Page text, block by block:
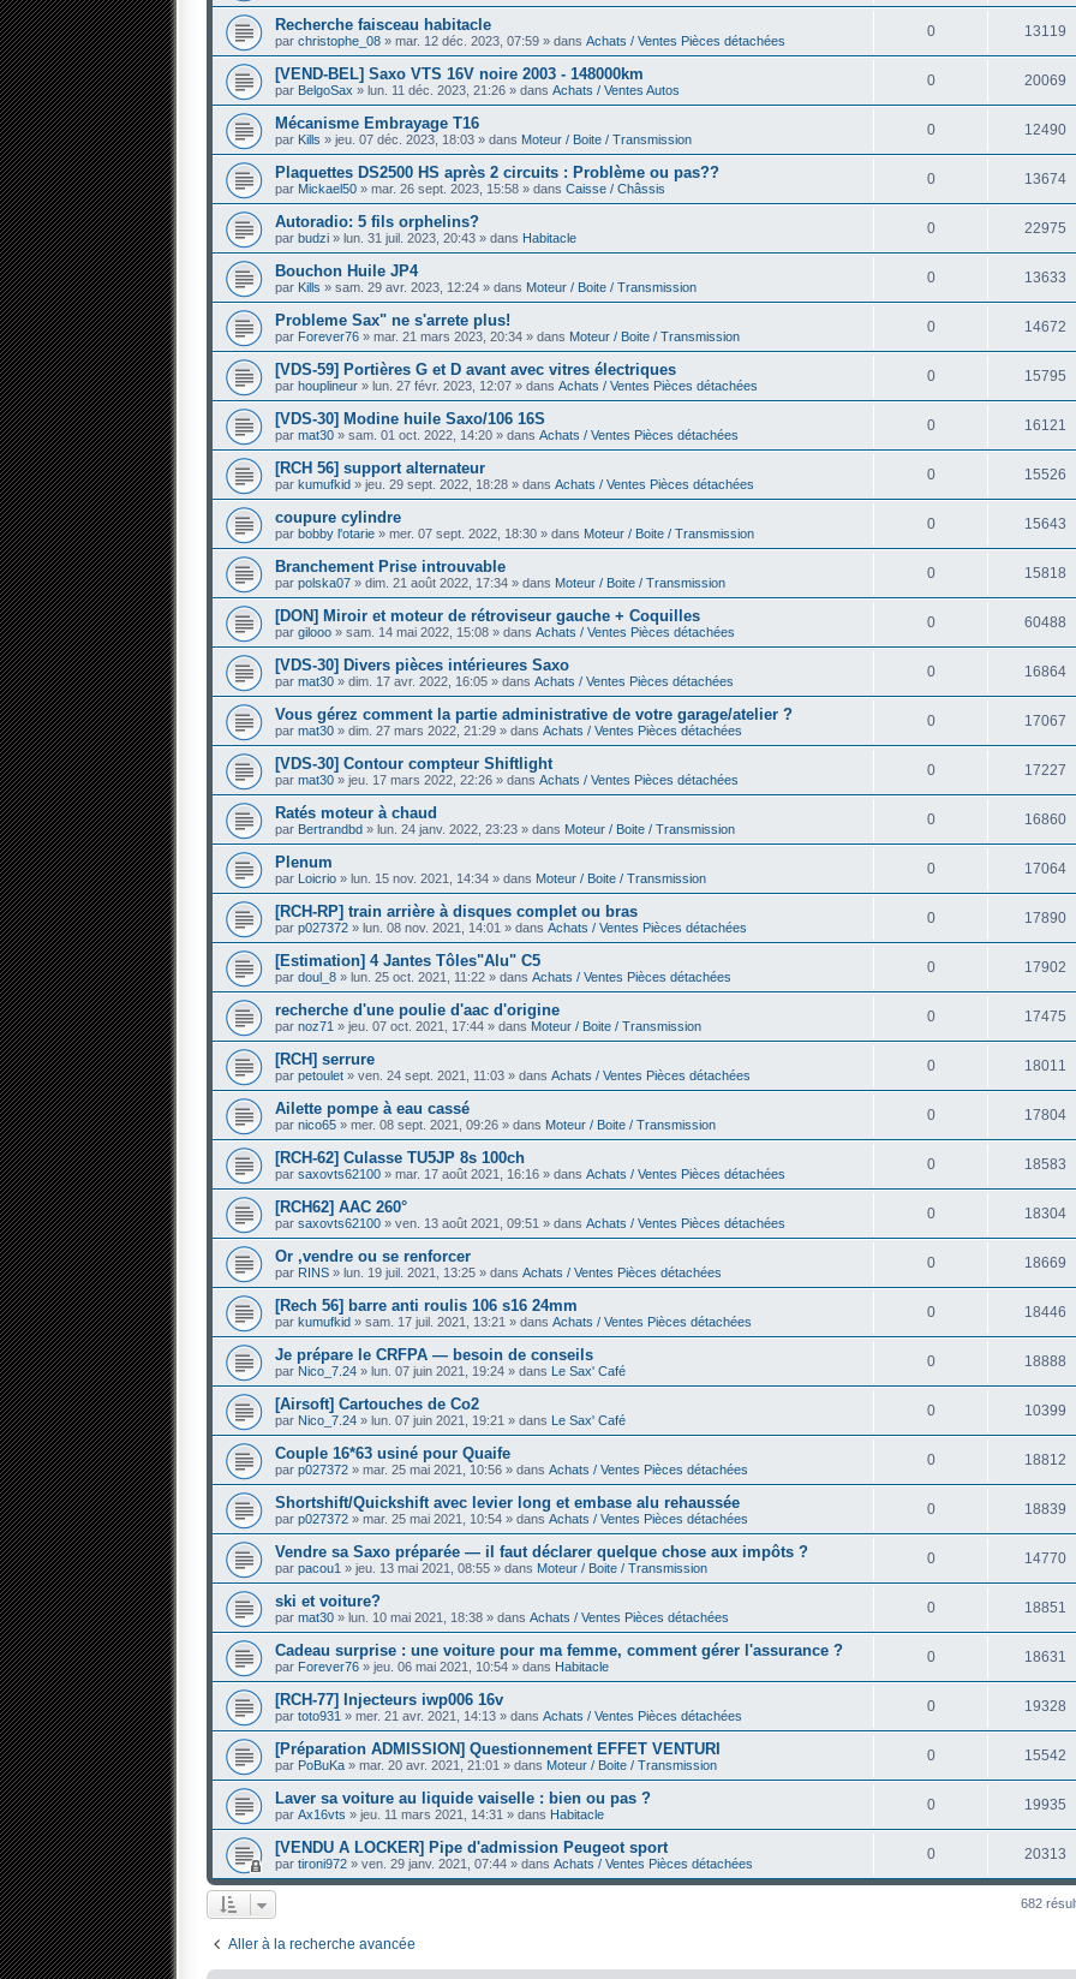
Recherche faisceau habitacle
par christophe_08 » mar. 12 déc. 2023, 07:59 » dans Achats / Ventes Pièces détachées
0 13119
[VEND-BEL] Saxo VTS 16V noire 2003 - 148000km
par BelgoSax » lun. 11 déc. 2023, 21:26 » dans Achats / Ventes Autos
0 20069
Mécanisme Embrayage T16
par Kills » jeu. 07 déc. 2023, 18:03 » dans Moteur / Boite / Transmission
0 12490
Plaquettes DS2500 HS après 2 circuits : Problème ou pas??
par Mickael50 » mar. 26 sept. 2023, 15:58 » dans Caisse / Châssis
0 13674
Autoradio: 5 fils orphelins?
par budzi » lun. 31 juil. 2023, 20:43 » dans Habitacle
0 22975
Bouchon Huile JP4
par Kills » sam. 29 avr. 2023, 12:24 » dans Moteur / Boite / Transmission
0 13633
Probleme Sax" ne s'arrete plus!
par Forever76 » mar. 21 mars 2023, 20:34 » dans Moteur / Boite / Transmission
0 14672
[VDS-59] Portières G et D avant avec vitres électriques
par houplineur » lun. 27 févr. 2023, 12:07 » dans Achats / Ventes Pièces détachées
0 15795
[VDS-30] Modine huile Saxo/106 16S
par mat30 » sam. 01 oct. 2022, 14:20 » dans Achats / Ventes Pièces détachées
0 16121
[RCH 56] support alternateur
par kumufkid » jeu. 29 sept. 2022, 18:28 » dans Achats / Ventes Pièces détachées
0 15526
coupure cylindre
par bobby l'otarie » mer. 07 sept. 2022, 18:30 » dans Moteur / Boite / Transmission
0 15643
Branchement Prise introuvable
par polska07 » dim. 21 août 2022, 17:34 » dans Moteur / Boite / Transmission
0 15818
[DON] Miroir et moteur de rétroviseur gauche + Coquilles
par gilooo » sam. 14 mai 2022, 15:08 » dans Achats / Ventes Pièces détachées
0 60488
[VDS-30] Divers pièces intérieures Saxo
par mat30 » dim. 17 avr. 2022, 16:05 » dans Achats / Ventes Pièces détachées
0 16864
Vous gérez comment la partie administrative de votre garage/atelier ?
par mat30 » dim. 27 mars 2022, 21:29 » dans Achats / Ventes Pièces détachées
0 17067
[VDS-30] Contour compteur Shiftlight
par mat30 » jeu. 17 mars 2022, 22:26 » dans Achats / Ventes Pièces détachées
0 17227
Ratés moteur à chaud
par Bertrandbd » lun. 24 janv. 2022, 23:23 » dans Moteur / Boite / Transmission
0 16860
Plenum
par Loicrio » lun. 15 nov. 2021, 14:34 » dans Moteur / Boite / Transmission
0 17064
[RCH-RP] train arrière à disques complet ou bras
par p027372 » lun. 08 nov. 2021, 14:01 » dans Achats / Ventes Pièces détachées
0 17890
[Estimation] 4 Jantes Tôles"Alu" C5
par doul_8 » lun. 25 oct. 2021, 11:22 » dans Achats / Ventes Pièces détachées
0 17902
recherche d'une poulie d'aac d'origine
par noz71 » jeu. 07 oct. 2021, 17:44 » dans Moteur / Boite / Transmission
0 17475
[RCH] serrure
par petoulet » ven. 24 sept. 2021, 11:03 » dans Achats / Ventes Pièces détachées
0 18011
Ailette pompe à eau cassé
par nico65 » mer. 08 sept. 2021, 09:26 » dans Moteur / Boite / Transmission
0 17804
[RCH-62] Culasse TU5JP 8s 100ch
par saxovts62100 » mar. 17 août 2021, 16:16 » dans Achats / Ventes Pièces détachées
0 18583
[RCH62] AAC 260°
par saxovts62100 » ven. 13 août 2021, 09:51 » dans Achats / Ventes Pièces détachées
0 18304
Or ,vendre ou se renforcer
par RINS » lun. 19 juil. 2021, 13:25 » dans Achats / Ventes Pièces détachées
0 18669
[Rech 56] barre anti roulis 106 s16 24mm
par kumufkid » sam. 17 juil. 2021, 13:21 » dans Achats / Ventes Pièces détachées
0 18446
Je prépare le CRFPA — besoin de conseils
par Nico_7.24 » lun. 07 juin 2021, 19:24 » dans Le Sax' Café
0 18888
[Airsoft] Cartouches de Co2
par Nico_7.24 » lun. 07 juin 2021, 19:21 » dans Le Sax' Café
0 10399
Couple 16*63 usiné pour Quaife
par p027372 » mar. 25 mai 2021, 10:56 » dans Achats / Ventes Pièces détachées
0 18812
Shortshift/Quickshift avec levier long et embase alu rehaussée
par p027372 » mar. 25 mai 2021, 10:54 » dans Achats / Ventes Pièces détachées
0 18839
Vendre sa Saxo préparée — il faut déclarer quelque chose aux impôts ?
par pacou1 » jeu. 13 mai 2021, 08:55 » dans Moteur / Boite / Transmission
0 14770
ski et voiture?
par mat30 » lun. 10 mai 2021, 18:38 » dans Achats / Ventes Pièces détachées
0 18851
Cadeau surprise : une voiture pour ma femme, comment gérer l'assurance ?
par Forever76 » jeu. 06 mai 2021, 10:54 » dans Habitacle
0 18631
[RCH-77] Injecteurs iwp006 16v
par toto931 » mer. 21 avr. 2021, 14:13 » dans Achats / Ventes Pièces détachées
0 19328
[Préparation ADMISSION] Questionnement EFFET VENTURI
par PoBuKa » mar. 20 avr. 2021, 21:01 » dans Moteur / Boite / Transmission
0 15542
Laver sa voiture au liquide vaiselle : bien ou pas ?
par Ax16vts » jeu. 11 mars 2021, 14:31 » dans Habitacle
0 19935
[VENDU A LOCKER] Pipe d'admission Peugeot sport
par tironi972 » ven. 29 janv. 2021, 07:44 » dans Achats / Ventes Pièces détachées
0 20313
682
Aller à la recherche avancée